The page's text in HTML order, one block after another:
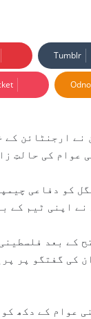
Tumblr
ارجنٹائن کے
عوام کی حالتِ
کے لیے منگل کو
اپنی ٹیم کے
کے بعد
کی گفتگو پر
عوام کے دکھ